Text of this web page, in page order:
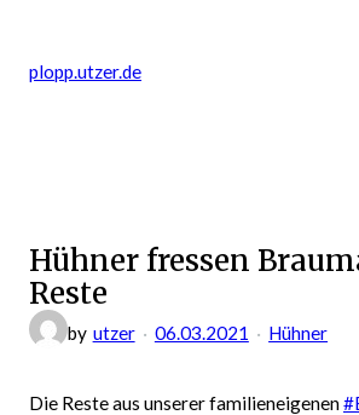
springen
plopp.utzer.de
Hühner fressen
Reste
by utzer 06.03.2021 Hühner
Die Reste aus unserer familieneigenen